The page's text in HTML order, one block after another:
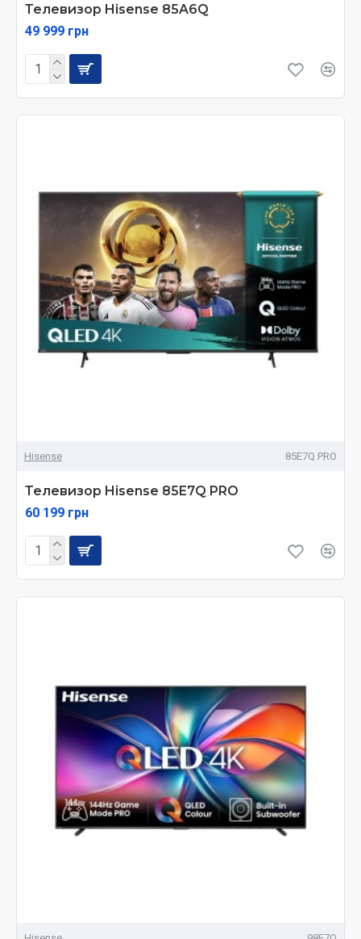
Телевизор Hisense 85A6Q
49 999 грн
Hisense 85E7Q PRO
Телевизор Hisense 85E7Q PRO
60 199 грн